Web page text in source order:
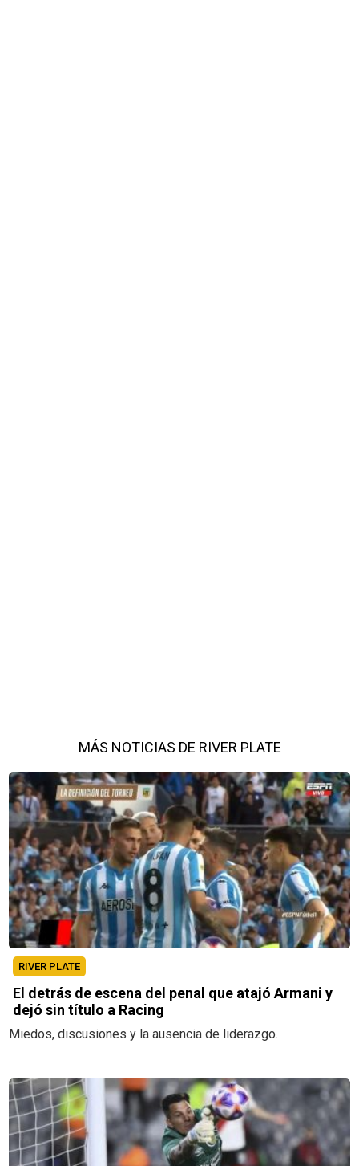
MÁS NOTICIAS DE RIVER PLATE
RIVER PLATE
El detrás de escena del penal que atajó Armani y
dejó sin título a Racing
Miedos, discusiones y la ausencia de liderazgo.